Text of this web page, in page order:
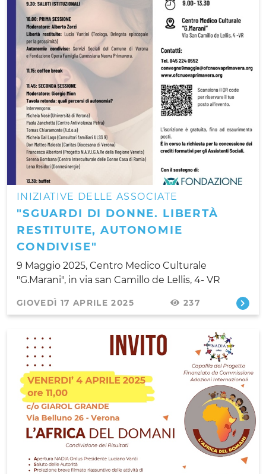
INIZIATIVE DELLE ASSOCIATE
"SGUARDI DI DONNE. LIBERTÀ
RESTITUITE, AUTONOMIE
CONDIVISE"
9 Maggio 2025, Centro Medico Culturale
"G.Marani", in via san Camillo de Lellis, 4- VR
GIOVEDÌ 17 APRILE 2025 237